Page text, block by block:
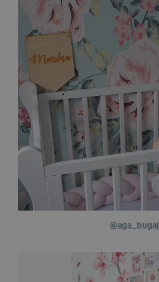
@aga_bugaj